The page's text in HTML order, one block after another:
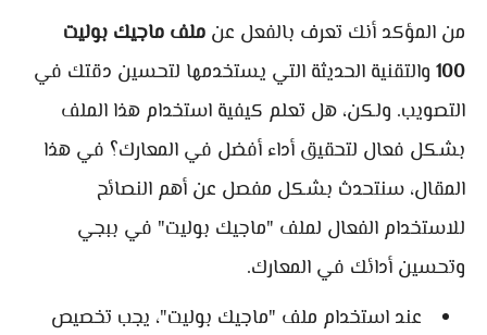
من المؤكد أنك تعرف بالفعل عن ملف ماجيك بوليت
100 والتقنية الحديثة التي يستخدمها لتحسين دقتك في
التصويب. ولكن، هل تعلم كيفية استخدام هذا الملف
بشكل فعال لتحقيق أداء أفضل في المعارك؟ في هذا
المقال، سنتحدث بشكل مفصل عن أهم النصائح
للاستخدام الفعال لملف "ماجيك بوليت" في ببجي
وتحسين أدائك في المعارك.
عند استخدام ملف "ماجيك بوليت"، يجب تخصيص